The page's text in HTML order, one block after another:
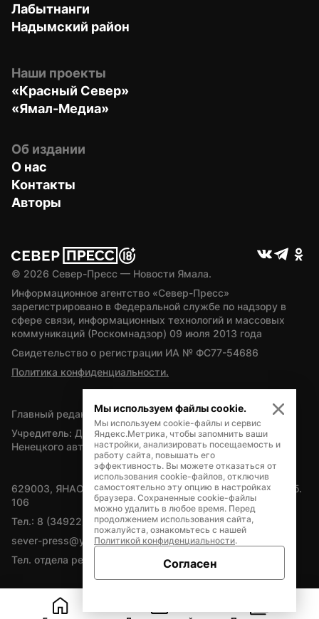
Лабытнанги
Надымский район
Наши проекты
«Красный Север»
«Ямал-Медиа»
Об издании
О нас
Контакты
Авторы
© 2026 Север-Пресс — Новости Ямала.
Информационное агентство «Север-Пресс»
зарегистрировано в Федеральной службе по надзору в
сфере связи, информационных технологий и массовых
коммуникаций (Роскомнадзор) 09 июля 2013 года
Свидетельство о регистрации ИА № ФС77-54686
Политика конфиденциальности.
Главный редактор — А.Л. Поздеев
Учредитель: Департамент внутренней политики Ямало-
Ненецкого автономного округа
629003, ЯНАО, Салехард, мкр. Богдана Кнунянца, д.1, каб.
106
Тел.: 8 (34922) 71262
sever-press@yamal-media.ru
Тел. отдела рекламы: 8 (34922) 42728
Мы используем файлы cookie.
Мы используем cookie-файлы и сервис
Яндекс.Метрика, чтобы запомнить ваши
настройки, анализировать посещаемость и
работу сайта, повышать его
эффективность. Вы можете отказаться от
использования cookie-файлов, отключив
самостоятельно эту опцию в настройках
браузера. Сохраненные cookie-файлы
можно удалить в любое время. Перед
продолжением использования сайта,
пожалуйста, ознакомьтесь с нашей
Политикой конфиденциальности.
Согласен